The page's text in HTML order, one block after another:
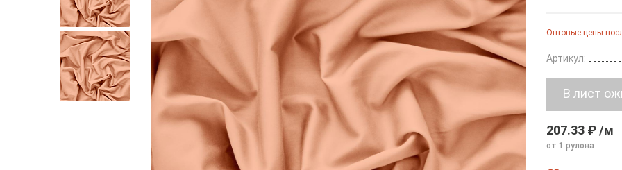
Оптовые цены
Артикул:
207.33 ₽ /м
от 1 рулона